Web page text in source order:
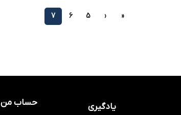
«
‹
5
6
7
یادگیری حساب من